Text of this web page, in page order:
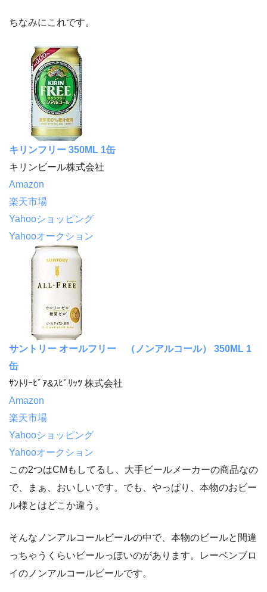
ちなみにこれです。
キリンフリー 350ML 1缶
キリンビール株式会社
Amazon
楽天市場
Yahooショッピング
Yahooオークション
サントリー オールフリー （ノンアルコール） 350ML 1
缶
ｻﾝﾄﾘｰﾋﾞｱ&ｽﾋﾟﾘｯﾂ 株式会社
Amazon
楽天市場
Yahooショッピング
Yahooオークション
この2つはCMもしてるし、大手ビールメーカーの商品なの
で、まぁ、おいしいです。でも、やっぱり、本物のおビー
ル様とはどこか違う。
そんなノンアルコールビールの中で、本物のビールと間違
っちゃうくらいビールっぽいのがあります。レーベンブロ
イのノンアルコールビールです。